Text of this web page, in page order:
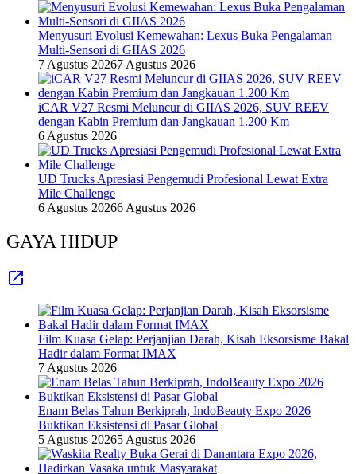
Menyusuri Evolusi Kemewahan: Lexus Buka Pengalaman
Multi-Sensori di GIIAS 2026
7 Agustus 20267 Agustus 2026
iCAR V27 Resmi Meluncur di GIIAS 2026, SUV REEV
dengan Kabin Premium dan Jangkauan 1.200 Km
6 Agustus 2026
UD Trucks Apresiasi Pengemudi Profesional Lewat Extra
Mile Challenge
6 Agustus 20266 Agustus 2026
GAYA HIDUP
Film Kuasa Gelap: Perjanjian Darah, Kisah Eksorsisme Bakal
Hadir dalam Format IMAX
7 Agustus 2026
Enam Belas Tahun Berkiprah, IndoBeauty Expo 2026
Buktikan Eksistensi di Pasar Global
5 Agustus 20265 Agustus 2026